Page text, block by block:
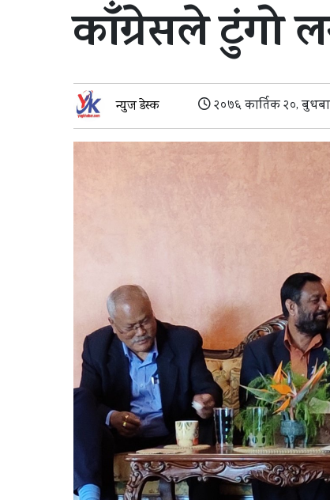
काँग्रेसले टुंगो
न्युज डेस्क २०७६ कार्तिक २०,